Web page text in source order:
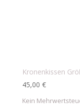
Kronenkissen
45,00 €
Kein